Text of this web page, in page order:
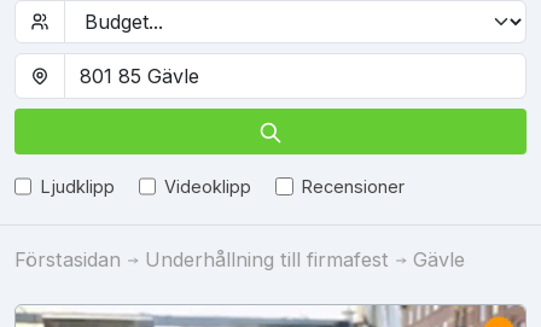
Ljudklipp Videoklipp Recensioner
Förstasidan Underhållning till firmafest Gävle